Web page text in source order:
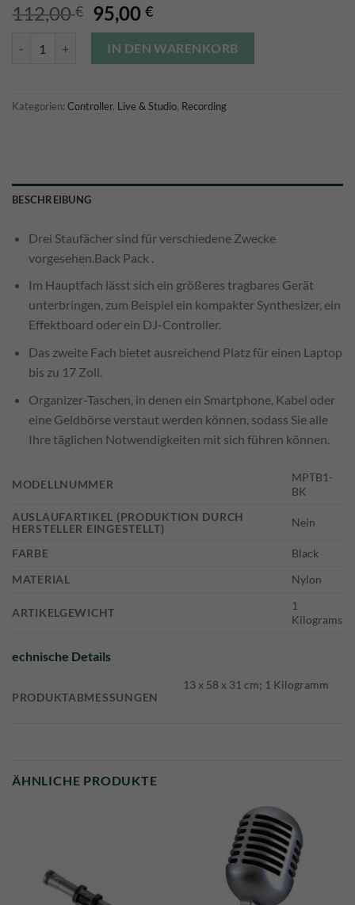
112,00€ Ursprünglicher
Preis
war:
112,00 €
95,00€Aktueller
Preis
ist:
95,00 €.
IN DEN WARENKORB
Kategorien: Controller, Live & Studio, Recording
BESCHREIBUNG
Drei Staufächer sind für verschiedene Zwecke
vorgesehen.Back Pack .
Im Hauptfach lässt sich ein größeres tragbares Gerät
unterbringen, zum Beispiel ein kompakter Synthesizer, ein
Effektboard oder ein DJ-Controller.
Das zweite Fach bietet ausreichend Platz für einen Laptop
bis zu 17 Zoll.
Organizer-Taschen, in denen ein Smartphone, Kabel oder
eine Geldbörse verstaut werden können, sodass Sie alle
Ihre täglichen Notwendigkeiten mit sich führen können.
MODELLNUMMER
‎MPTB1-
BK
AUSLAUFARTIKEL (PRODUKTION DURCH
HERSTELLER EINGESTELLT)
‎Nein
FARBE
‎Black
MATERIAL
‎Nylon
ARTIKELGEWICHT
‎1
Kilograms
echnische Details
PRODUKTABMESSUNGEN
‎13 x 58 x 31 cm; 1 Kilogramm
ÄHNLICHE PRODUKTE